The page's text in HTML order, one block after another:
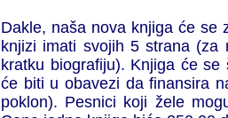
Dakle, naša nova knjiga će se
knjizi imati svojih 5 strana (za
kratku biografiju). Knjiga će
će biti u obavezi da finansira
poklon). Pesnici koji žele